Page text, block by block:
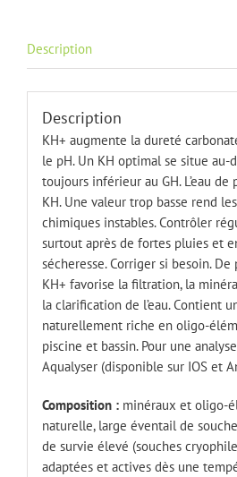
Description
Description
KH+ augmente la dureté
le pH. Un KH optimal se situe au-
toujours inférieur au GH. L’eau
KH. Une valeur trop basse rend
chimiques instables. Contrôler
surtout après de fortes pluies et
sécheresse. Corriger si besoin. De
KH+ favorise la filtration, la
la clarification de l’eau. Contient
naturellement riche en oligo-
piscine et bassin. Pour une
Aqualyser (disponible sur IOS et
Composition : minéraux et oligo-
naturelle, large éventail de
de survie élevé (souches
adaptées et actives dès une